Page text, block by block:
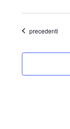
Eventi
precedenti